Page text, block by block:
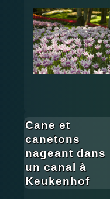
Cane et
canetons
nageant dans
un canal à
Keukenhof